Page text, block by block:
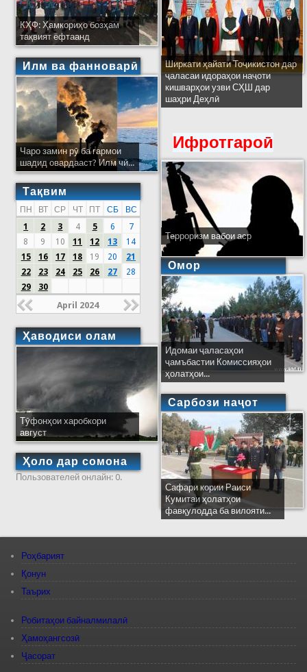
КҲФ: Ҳамкориҳо бозҳам
тақвият ёфтаанд
Илм ва фанноварӣ
Чаро замин рӯ ба гармои
шадид овардааст? Илм чӣ...
Тақвим
ПН ВТ СР ЧТ ПТ СБ
ВС
1
2 3 4 5 6
7
8
9 10 11 12 13
14
15
16 17 18 19 20
21
22
23 24 25 26 27
28
29
30
April 2024
Ҳаводиси олам
Тӯфонҳои харобкори
август
Ҳоло дар сомона
Пользователей онлайн: 0.
Ширкати ҳайати Тоҷикистон дар
ҷаласаи идораҳои наҷоти
кишварҳои узви СҲШ дар
шаҳри Деҳлӣ
Ифротгароӣ
Терроризм вабои аср
Омор
Идомаи ҷаласаҳои
ҷамъбастии Комиссияҳои
ҳолатҳои...
Сарбози наҷот
Сафари кории Раиси
Кумитаи ҳолатҳои
фавқулодда ба вилояти...
Роҳбарият
Қонун
Таърих
Робитаҳои байналмилалӣ
Ҳамоҳангсозӣ
Ҷасорат